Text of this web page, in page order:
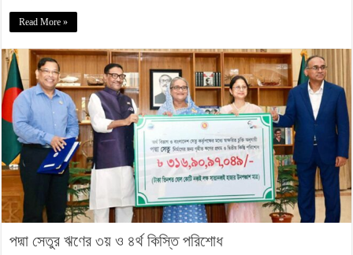
Read More »
পদ্মা সেতুর ঋণের ৩য় ও ৪র্থ কিস্তি পরিশোধ